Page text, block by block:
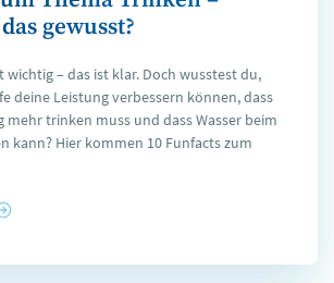
gewusst?
wichtig – das ist klar. Doch wusstest du,
deine Leistung verbessern können, dass
mehr trinken muss und dass Wasser beim
kann? Hier kommen 10 Funfacts zum